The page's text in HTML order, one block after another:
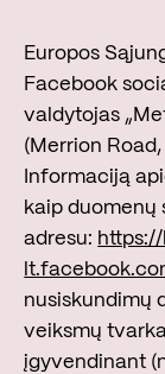
Europos
Facebook
valdytojas
(Merrion
Informaciją
kaip duomenų
adresu:
nusiskundimų
veiksmų
įgyvendinant